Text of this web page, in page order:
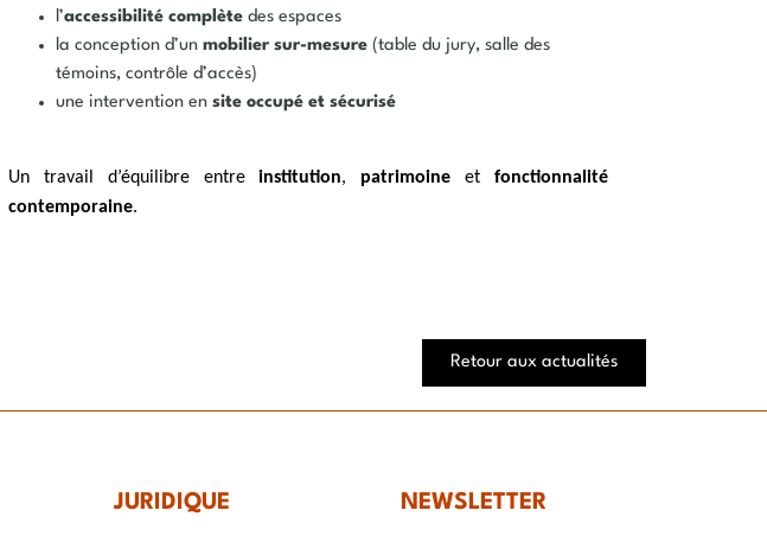
l’accessibilité complète des espaces
la conception d’un mobilier sur-mesure (table du jury, salle des
témoins, contrôle d’accès)
une intervention en site occupé et sécurisé
Un travail d’équilibre entreinstitution, patrimoine etfonctionnalité
contemporaine.
Retour aux actualités
JURIDIQUE NEWSLETTER